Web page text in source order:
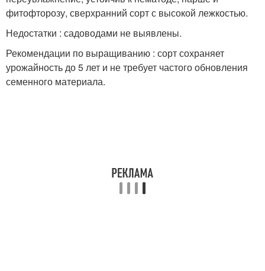
фитофторозу, сверхранний сорт с высокой лежкостью.
Недостатки : садоводами не выявлены.
Рекомендации по выращиванию : сорт сохраняет
урожайность до 5 лет и не требует частого обновления
семенного материала.